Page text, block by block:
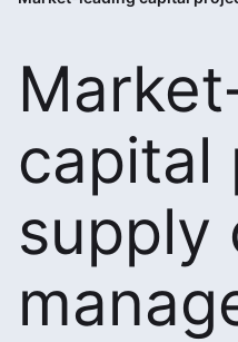
capital
supply